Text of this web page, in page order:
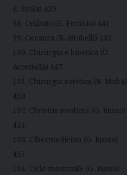
E. Frola) 439
98. Celibato (E. Ferasin) 441
99. Censura (R. Altobelli) 445
100. Chirurgia e bioetica (U.
Accettella) 447
101. Chirurgia estetica (R. Malta)
450
102. Christus medicus (G. Russo)
454
103. Cibermedicina (G. Russo)
457
104. Ciclo mestruale (G. Russo)